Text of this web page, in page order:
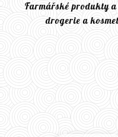
Farmářské produkty
drogerie a